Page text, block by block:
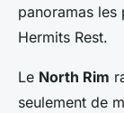
panoramas les
Hermits Rest.
Le North Rim
seulement de